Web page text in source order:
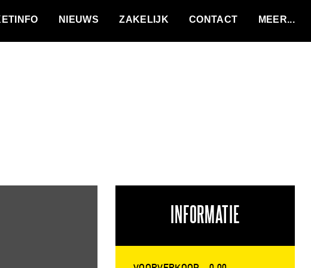
NIEUWS ZAKELIJK CONTACT
INFORMATIE